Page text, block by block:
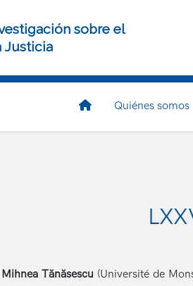
sobre el
Justicia
Quiénes somos
Mihnea Tănăsescu (Université de